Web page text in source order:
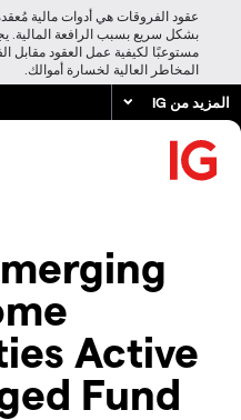
عقود الفروقات هي أدوات مالية
بشكل سريع بسبب الرافعة المالية.
مستوعبًا لكيفية عمل العقود مقابل
المخاطر العالية لخسارة أموالك.
المزيد من IG
Active
Fund